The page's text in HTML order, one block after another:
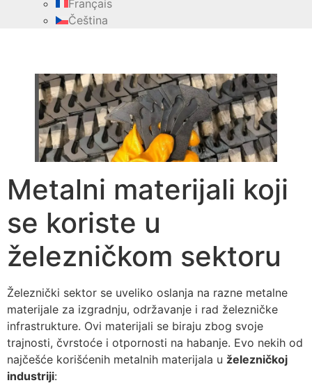
Français
Čeština
Metalni materijali koji
se koriste u
železničkom sektoru
Železnički sektor se uveliko oslanja na razne metalne
materijale za izgradnju, održavanje i rad železničke
infrastrukture. Ovi materijali se biraju zbog svoje
trajnosti, čvrstoće i otpornosti na habanje. Evo nekih od
najčešće korišćenih metalnih materijala u železničkoj
industriji: